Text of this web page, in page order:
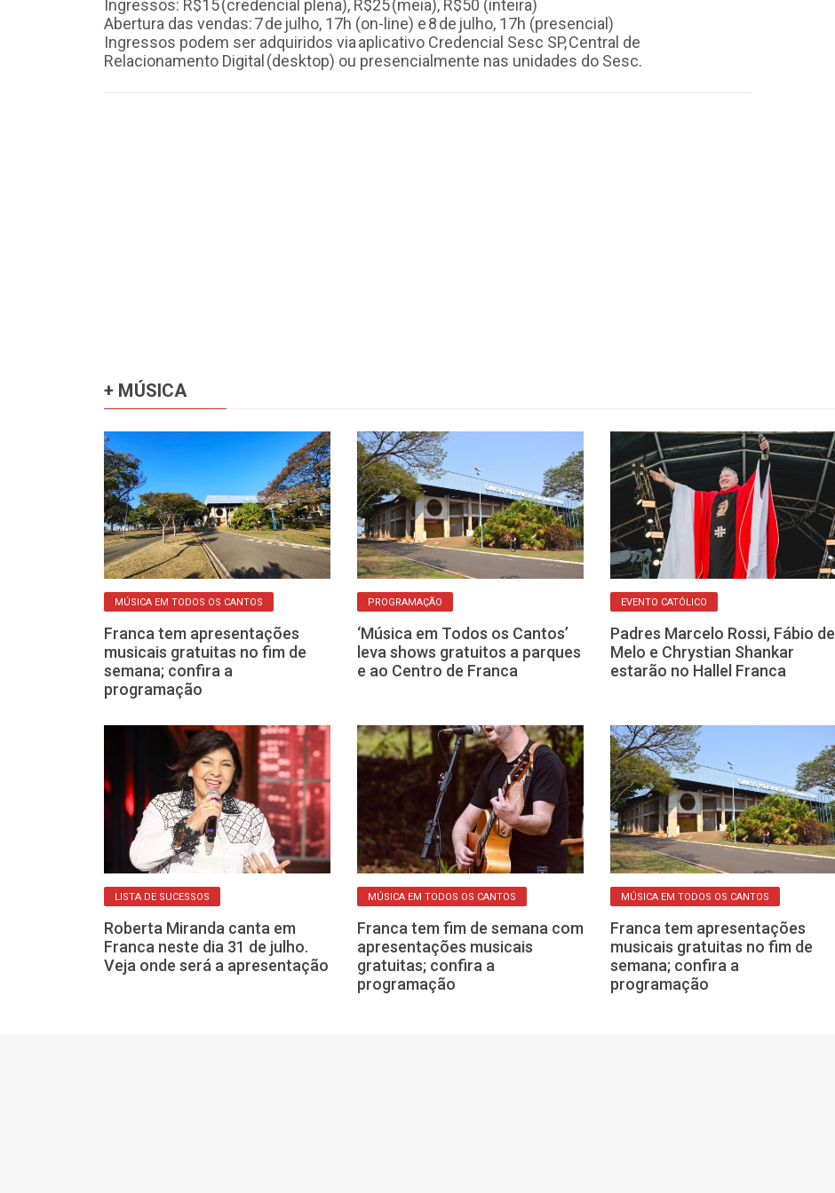
Ingressos: R$15 (credencial plena), R$25 (meia), R$50 (inteira)
Abertura das vendas: 7 de julho, 17h (on-line) e 8 de julho, 17h (presencial)
Ingressos podem ser adquiridos via aplicativo Credencial Sesc SP, Central de
Relacionamento Digital (desktop) ou presencialmente nas unidades do Sesc.
+ MÚSICA
MÚSICA EM TODOS OS CANTOS
Franca tem apresentações
musicais gratuitas no fim de
semana; confira a
programação
PROGRAMAÇÃO
‘Música em Todos os Cantos’
leva shows gratuitos a parques
e ao Centro de Franca
EVENTO CATÓLICO
Padres Marcelo Rossi, Fábio de
Melo e Chrystian Shankar
estarão no Hallel Franca
LISTA DE SUCESSOS
Roberta Miranda canta em
Franca neste dia 31 de julho.
Veja onde será a apresentação
MÚSICA EM TODOS OS CANTOS
Franca tem fim de semana com
apresentações musicais
gratuitas; confira a
programação
MÚSICA EM TODOS OS CANTOS
Franca tem apresentações
musicais gratuitas no fim de
semana; confira a
programação